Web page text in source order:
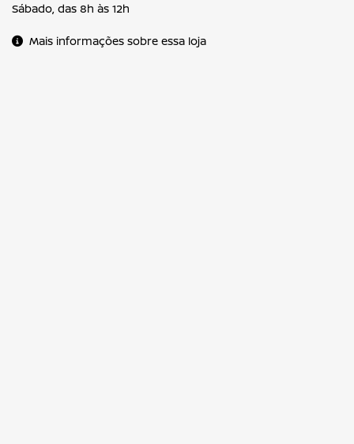
Sábado, das 8h às 12h
Mais informações sobre essa loja